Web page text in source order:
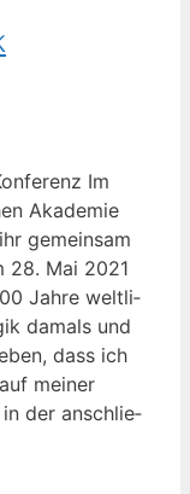
Im
Aka­de­mie
gemein­sam
28. Mai 2021
Jah­re welt­li­
damals und
dass ich
mei­ner
der anschlie­